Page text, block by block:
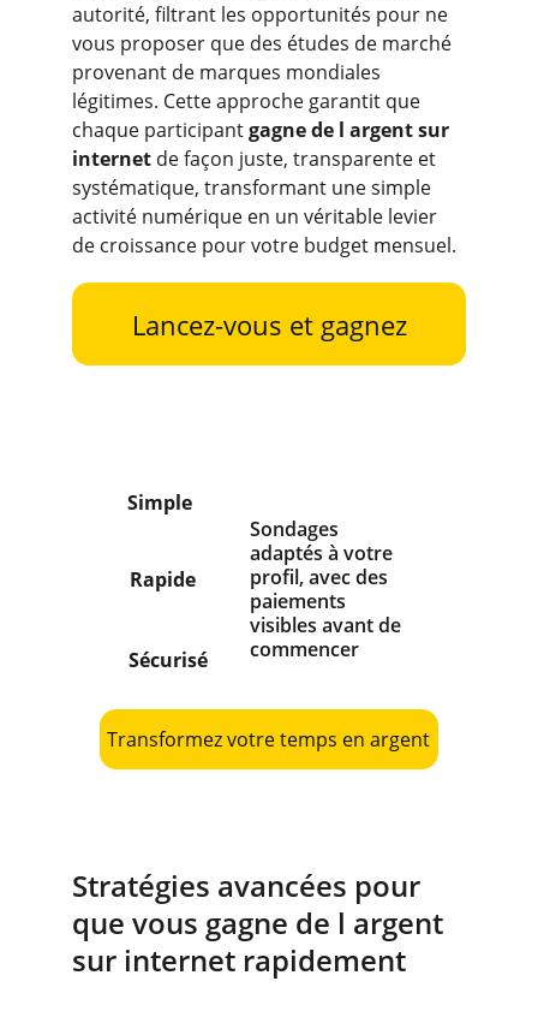
autorité, filtrant les opportunités pour ne
vous proposer que des études de marché
provenant de marques mondiales
légitimes. Cette approche garantit que
chaque participant gagne de l argent sur
internet de façon juste, transparente et
systématique, transformant une simple
activité numérique en un véritable levier
de croissance pour votre budget mensuel.
Lancez-vous et gagnez
Simple
Sécurisé
Rapide
Sondages
adaptés à votre
profil, avec des
paiements
visibles avant de
commencer
Transformez votre temps en argent
Stratégies avancées pour
que vous gagne de l argent
sur internet rapidement